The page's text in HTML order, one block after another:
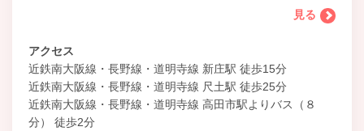
見る
アクセス
近鉄南大阪線・長野線・道明寺線 新庄駅 徒歩15分
近鉄南大阪線・長野線・道明寺線 尺土駅 徒歩25分
近鉄南大阪線・長野線・道明寺線 高田市駅よりバス（８
分） 徒歩2分